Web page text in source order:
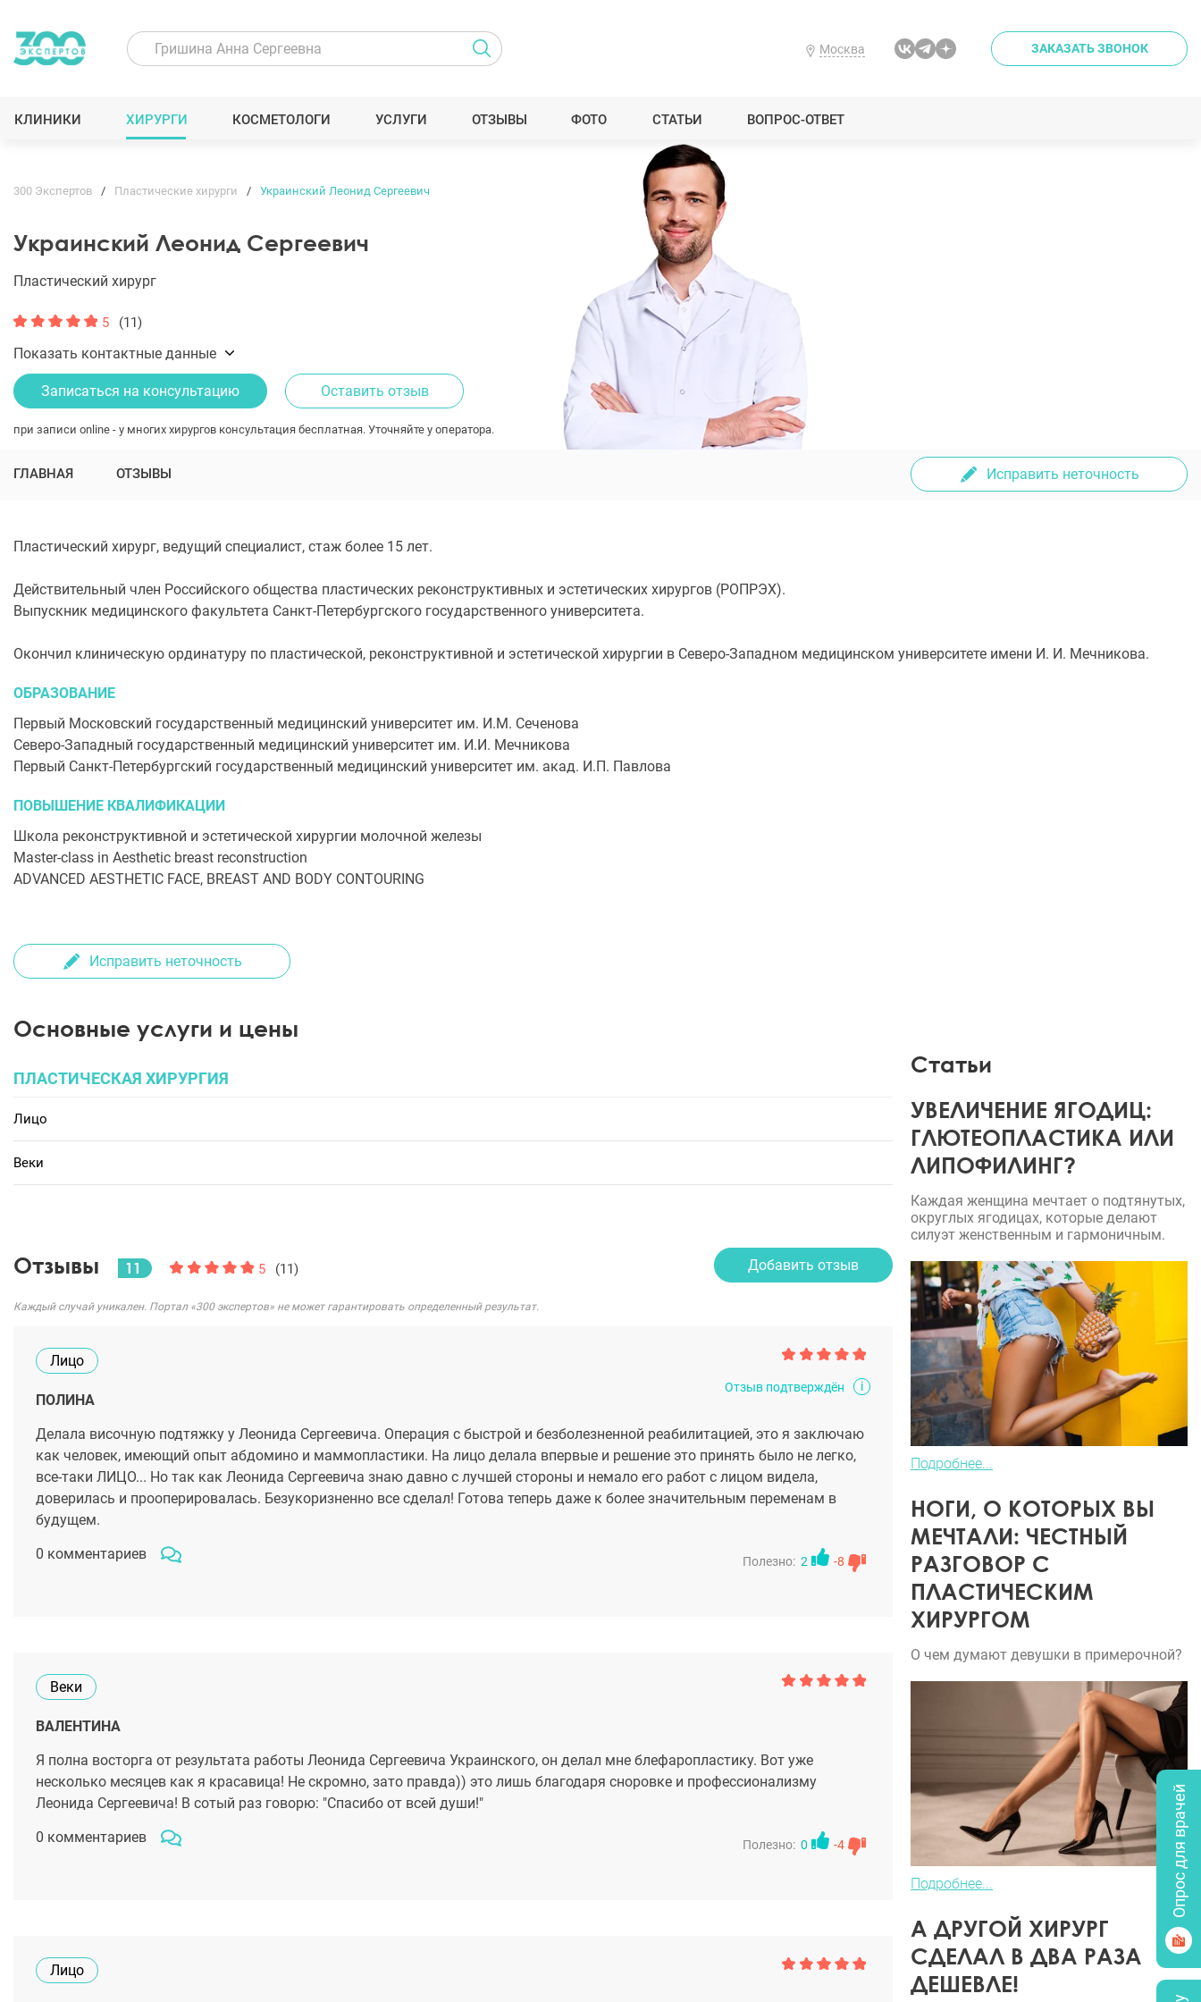
Москва ЗАКАЗАТЬ ЗВОНОК
КЛИНИКИ ХИРУРГИ КОСМЕТОЛОГИ УСЛУГИ ОТЗЫВЫ ФОТО СТАТЬИ ВОПРОС-ОТВЕТ
300 Экспертов Пластические хирурги Украинский Леонид Сергеевич
Украинский Леонид Сергеевич
Пластический хирург
5 (11)
Показать контактные данные
Записаться на консультацию Оставить отзыв
при записи online - у многих хирургов консультация бесплатная. Уточняйте у оператора.
ГЛАВНАЯ ОТЗЫВЫ Исправить неточность
Пластический хирург, ведущий специалист, стаж более 15 лет.
Действительный член Российского общества пластических реконструктивных и эстетических хирургов (РОПРЭХ).
Выпускник медицинского факультета Санкт-Петербургского государственного университета.
Окончил клиническую ординатуру по пластической, реконструктивной и эстетической хирургии в Северо-Западном медицинском университете имени И. И. Мечникова.
ОБРАЗОВАНИЕ
Первый Московский государственный медицинский университет им. И.М. Сеченова
Северо-Западный государственный медицинский университет им. И.И. Мечникова
Первый Санкт-Петербургский государственный медицинский университет им. акад. И.П. Павлова
ПОВЫШЕНИЕ КВАЛИФИКАЦИИ
Школа реконструктивной и эстетической хирургии молочной железы
Master-class in Aesthetic breast reconstruction
ADVANCED AESTHETIC FACE, BREAST AND BODY CONTOURING
Исправить неточность
Основные услуги и цены
ПЛАСТИЧЕСКАЯ ХИРУРГИЯ
Лицо
Веки
Отзывы 11 5 (11) Добавить отзыв
Каждый случай уникален. Портал «300 экспертов» не может гарантировать определенный результат.
Отзыв подтверждён i
Лицо
ПОЛИНА
Делала височную подтяжку у Леонида Сергеевича. Операция с быстрой и безболезненной реабилитацией, это я заключаю
как человек, имеющий опыт абдомино и маммопластики. На лицо делала впервые и решение это принять было не легко,
все-таки ЛИЦО... Но так как Леонида Сергеевича знаю давно с лучшей стороны и немало его работ с лицом видела,
доверилась и прооперировалась. Безукоризненно все сделал! Готова теперь даже к более значительным переменам в
будущем.
0 комментариев
Полезно: 2 -8
Веки
ВАЛЕНТИНА
Я полна восторга от результата работы Леонида Сергеевича Украинского, он делал мне блефаропластику. Вот уже
несколько месяцев как я красавица! Не скромно, зато правда)) это лишь благодаря сноровке и профессионализму
Леонида Сергеевича! В сотый раз говорю: "Спасибо от всей души!"
0 комментариев
Полезно: 0 -4
Лицо
Статьи
УВЕЛИЧЕНИЕ ЯГОДИЦ:
ГЛЮТЕОПЛАСТИКА ИЛИ
ЛИПОФИЛИНГ?
Каждая женщина мечтает о подтянутых,
округлых ягодицах, которые делают
силуэт женственным и гармоничным.
Подробнее...
НОГИ, О КОТОРЫХ ВЫ
МЕЧТАЛИ: ЧЕСТНЫЙ
РАЗГОВОР С
ПЛАСТИЧЕСКИМ
ХИРУРГОМ
О чем думают девушки в примерочной?
Подробнее...
А ДРУГОЙ ХИРУРГ
СДЕЛАЛ В ДВА РАЗА
ДЕШЕВЛЕ!
Опрос для врачей